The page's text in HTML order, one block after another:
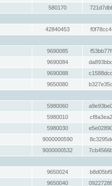
580170
42840453
9690085
9690084
9690088
9650080
5980060
5980010
5980030
9000000590
9000000532
9650024
9650040